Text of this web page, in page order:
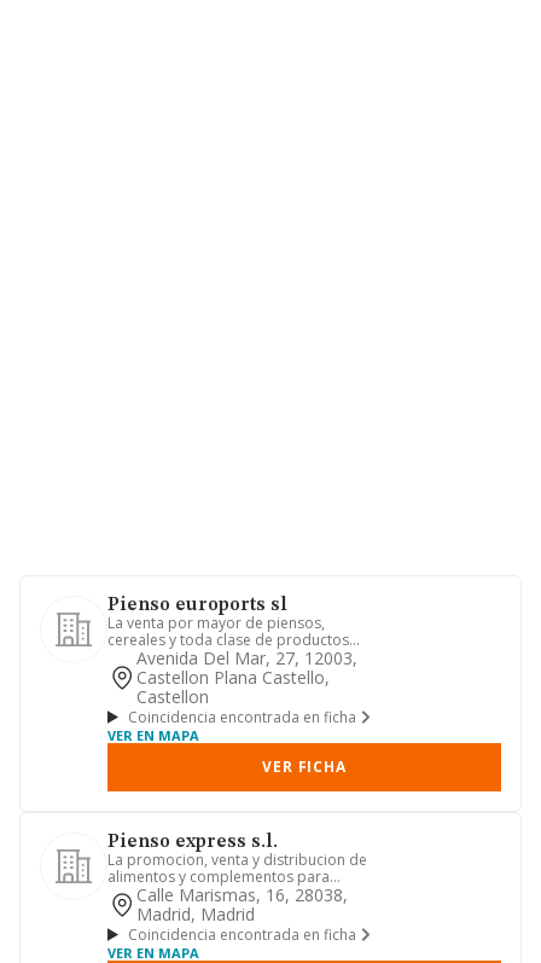
Pienso euroports sl
La venta por mayor de piensos,
cereales y toda clase de productos
agropecuarios
Avenida Del Mar, 27, 12003,
Castellon Plana Castello,
Castellon
Coincidencia encontrada en ficha
VER EN MAPA
VER FICHA
Pienso express s.l.
La promocion, venta y distribucion de
alimentos y complementos para
animales de compania y equidos.
Calle Marismas, 16, 28038,
Madrid, Madrid
Coincidencia encontrada en ficha
VER EN MAPA